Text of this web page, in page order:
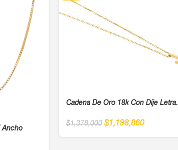
Ancho
Cadena De Oro 18k Con Dije Letra.
$1,378,000 $1,198,860